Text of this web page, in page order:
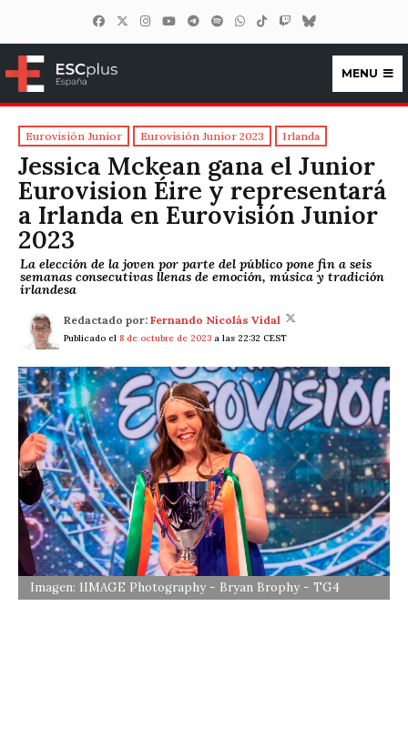
ESCplus España
MENU
Eurovisión Junior Eurovisión Junior 2023 Irlanda
Jessica Mckean gana el Junior
Eurovision Éire y representará
a Irlanda en Eurovisión Junior
2023
La elección de la joven por parte del público pone fin a seis
semanas consecutivas llenas de emoción, música y tradición
irlandesa
Redactado por: Fernando Nicolás Vidal
Publicado el 8 de octubre de 2023 a las 22:32 CEST
Imagen: 1IMAGE Photography - Bryan Brophy - TG4